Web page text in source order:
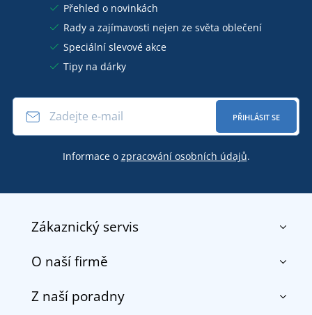
Přehled o novinkách
Rady a zajímavosti nejen ze světa oblečení
Speciální slevové akce
Tipy na dárky
PŘIHLÁSIT SE
Informace o zpracování osobních údajů.
Zákaznický servis
Kontakt
Doprava a platba
O naší firmě
O nás
Z naší poradny